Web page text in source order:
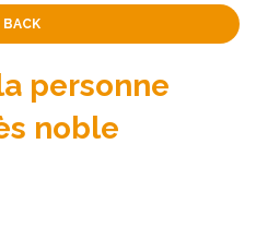
BACK
personne
noble